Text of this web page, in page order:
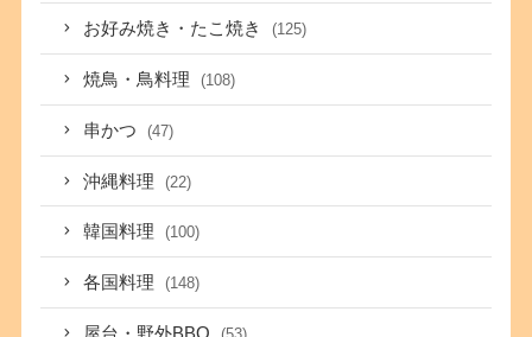
お好み焼き・たこ焼き (125)
焼鳥・鳥料理 (108)
串かつ (47)
沖縄料理 (22)
韓国料理 (100)
各国料理 (148)